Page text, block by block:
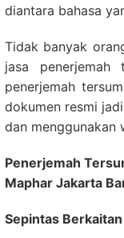
diantara bahasa
Tidak banyak
jasa penerjemah
penerjemah
dokumen resmi
dan menggunakan
Penerjemah
Maphar Jakarta
Sepintas